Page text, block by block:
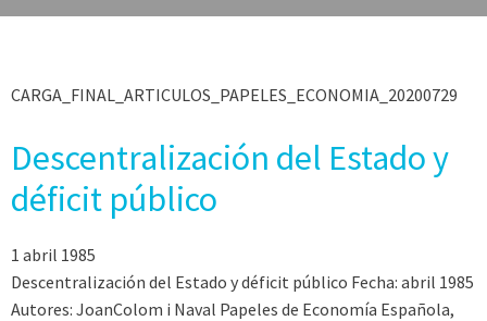
CARGA_FINAL_ARTICULOS_PAPELES_ECONOMIA_20200729
Descentralización del Estado y
déficit público
1 abril 1985
Descentralización del Estado y déficit público Fecha: abril 1985
Autores: JoanColom i Naval Papeles de Economía Española,